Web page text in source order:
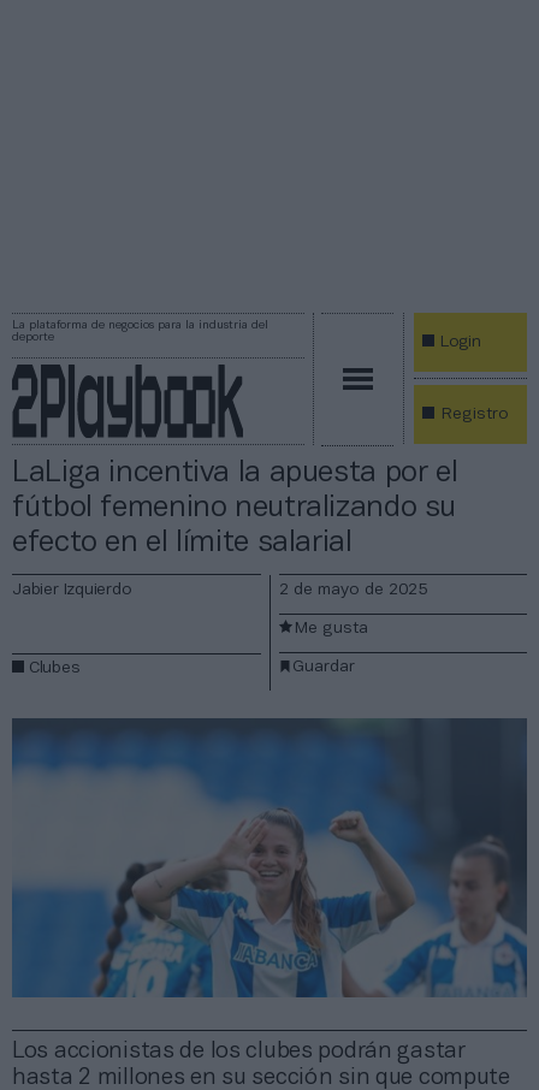
La plataforma de negocios para la industria del
deporte
Login
Registro
LaLiga incentiva la apuesta por el
fútbol femenino neutralizando su
efecto en el límite salarial
Los accionistas de los clubes podrán gastar
hasta 2 millones en su sección sin que compute
Jabier Izquierdo
Clubes
2 de mayo de 2025
Guardar
Me gusta